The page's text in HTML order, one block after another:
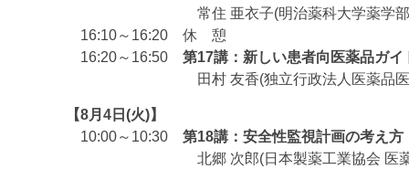
常住 亜衣子(明治薬科大学薬学部 医療
16:10～16:20 休 憩
16:20～16:50 第17講：新しい患者向医薬品ガ
田村 友香(独立行政法人医薬品医療機器
【8月4日(火)】
10:00～10:30 第18講：安全性監視計画の考え方
北郷 次郎(日本製薬工業協会 医薬品